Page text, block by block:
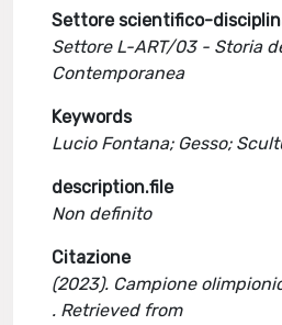
Settore scientifico-
Settore L-ART/03 - Storia
Contemporanea
Keywords
Lucio Fontana; Gesso;
description.file
Non definito
Citazione
(2023). Campione
. Retrieved from